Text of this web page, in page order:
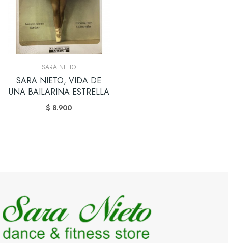
SARA NIETO
SARA NIETO, VIDA DE
UNA BAILARINA ESTRELLA
$ 8.900